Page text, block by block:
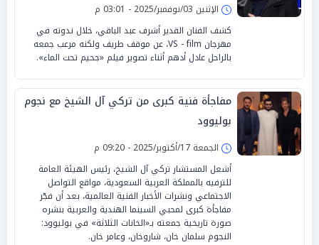
الإثنين 03/نوفمبر/2025 - 03:01 م
كشف الفنان القدير أشرف عبد الباقي، خلال ندوته في
مهرجان VS - film، عن موقف طريف ولكنه مرعب جمعه
بالراحل عادل أدهم أثناء تصوير فيلم «جحيم تحت الماء».
مفاجأة فنية كبرى من تركي آل الشيخ مع نجوم
بوليوود
الجمعة 17/أكتوبر/2025 - 09:20 م
أشعل المستشار تركي آل الشيخ، رئيس الهيئة العامة
للترفيه بالمملكة العربية السعودية، مواقع التواصل
الاجتماعي ونشرات الأخبار الفنية العالمية، بعد أن فجّر
مفاجأة كبرى لمحبي السينما الهندية والعربية بنشره
صورة تاريخية جمعته بـ«الخانات الثلاثة» في بوليوود:
النجوم سلمان خان، شاروخان، وعامر خان.